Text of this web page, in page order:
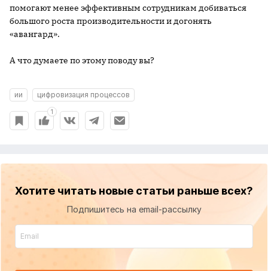
помогают менее эффективным сотрудникам добиваться
большого роста производительности и догонять
«авангард».
А что думаете по этому поводу вы?
ии цифровизация процессов
1
Хотите читать новые статьи раньше всех?
Подпишитесь на email-рассылку